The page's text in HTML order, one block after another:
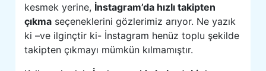
kesmek yerine, İnstagram’da hızlı takipten
çıkma seçeneklerini gözlerimiz arıyor. Ne yazık
ki –ve ilginçtir ki- İnstagram henüz toplu şekilde
takipten çıkmayı mümkün kılmamıştır.